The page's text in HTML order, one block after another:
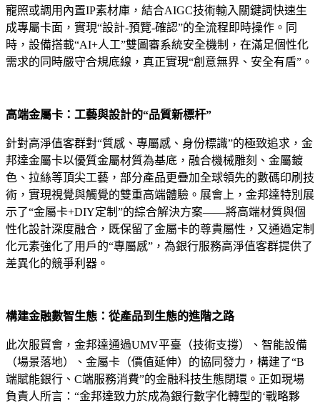
寵照或調用內置IP素材庫，結合AIGC技術輸入關鍵詞快速生
成專屬卡面，實現“設計-預覽-確認”的全流程即時操作。同
時，設備搭載“AI+人工”雙圖審系統安全機制，在滿足個性化
需求的同時嚴守合規底線，真正實現“創意無界、安全有盾”。
高端金屬卡：工藝與設計的“品質新標杆”
針對高淨值客群對“質感、專屬感、身份標識”的極致追求，金
邦達金屬卡以優質金屬材質為基底，融合機械雕刻、金屬鍍
色、拉絲等頂尖工藝，部分產品更疊加全球領先的數碼印刷技
術，實現視覺與觸覺的雙重高端體驗。展會上，金邦達特別展
示了“金屬卡+DIY定制”的綜合解決方案——將高端材質與個
性化設計深度融合，既保留了金屬卡的尊貴屬性，又通過定制
化元素強化了用戶的“專屬感”，為銀行服務高淨值客群提供了
差異化的競爭利器。
​構建金融數智生態：從產品到生態的進階之路​
此次服貿會，金邦達通過UMV平臺（技術支撐）、智能設備
（場景落地）、金屬卡（價值延伸）的協同發力，構建了“B
端賦能銀行、C端服務消費”的金融科技生態閉環。正如現場
負責人所言：“金邦達致力於成為銀行數字化轉型的‘戰略夥